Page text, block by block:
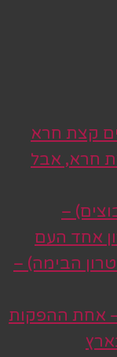
קצת חרא
חרא, אבל
–
אחד העם
הבימה) –
– אחת ההפקות